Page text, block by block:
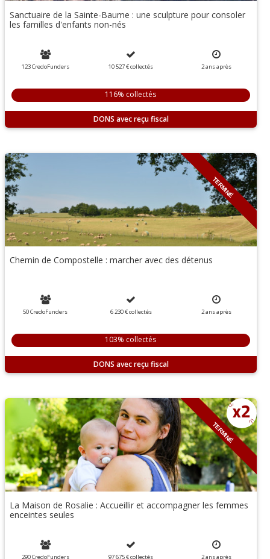
Sanctuaire de la Sainte-Baume : une sculpture pour consoler
les familles d'enfants non-nés
123 CredoFunders 10 527 €collectés 2ansaprès
116% collectés
DONS
TERMINÉ
Chemin de Compostelle : marcher avec des détenus
50 CredoFunders 6 230 €collectés 2ansaprès
103% collectés
DONS
TERMINÉ
La Maison de Rosalie : Accueillir et accompagner les femmes
enceintes seules
290 CredoFunders 97 675 €collectés 2ansaprès